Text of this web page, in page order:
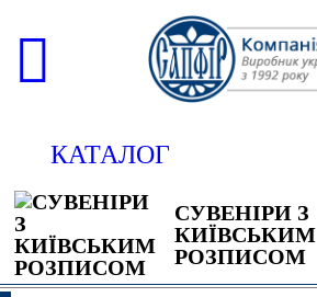
КАТАЛОГ
СУВЕНІРИ З
КИЇВСЬКИМ
РОЗПИСОМ